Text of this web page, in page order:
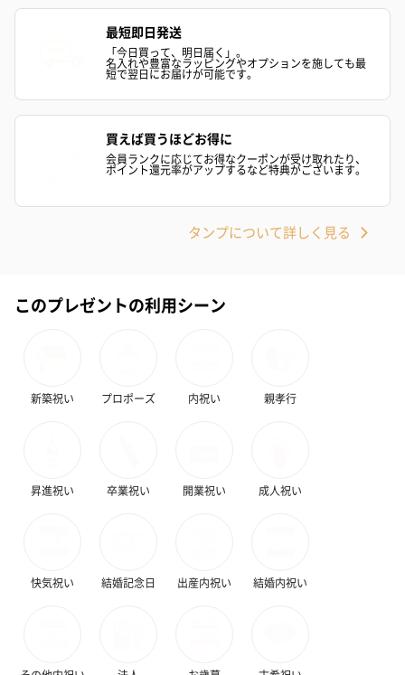
です。
（レモン＆紅茶）（432
（バナナ味）（540円）
ェ〜国産フル
り〜 3号（864
スキンケアグッズ
ハンドクリーム3本セッ
シャワージェル＆ハン
最短即日発送
「今日買って、明日届く」。
名入れや豊富なラッピングやオプションを施しても最
短で翌日にお届けが可能です。
買えば買うほどお得に
会員ランクに応じてお得なクーポンが受け取れたり、
ポイント還元率がアップするなど特典がございます。
タンプについて詳しく見る
このプレゼントの利用シーン
新築祝い プロポーズ 内祝い 親孝行
昇進祝い 卒業祝い 開業祝い 成人祝い
快気祝い 結婚記念日 出産内祝い 結婚内祝い